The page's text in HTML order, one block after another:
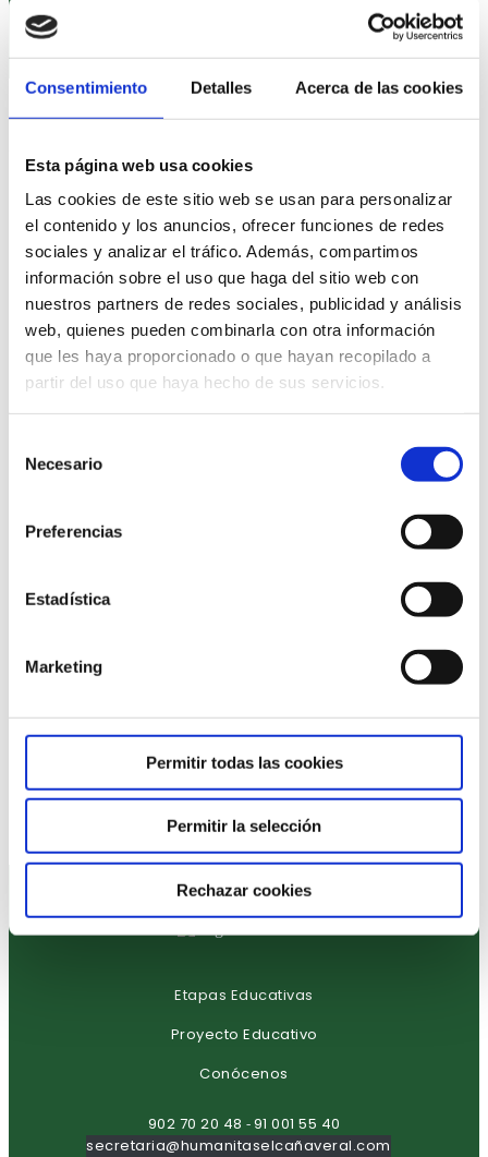
Consentimiento Detalles Acerca de las cookies
Esta página web usa cookies
Las cookies de este sitio web se usan para personalizar
el contenido y los anuncios, ofrecer funciones de redes
sociales y analizar el tráfico. Además, compartimos
información sobre el uso que haga del sitio web con
nuestros partners de redes sociales, publicidad y análisis
web, quienes pueden combinarla con otra información
que les haya proporcionado o que hayan recopilado a
partir del uso que haya hecho de sus servicios.
Necesario
Preferencias
Estadística
Marketing
Permitir todas las cookies
Permitir la selección
Rechazar cookies
Preguntas Frecuentes
Gestión de Citas Tienda de
Uniformes
Etapas Educativas
Proyecto Educativo
Conócenos
902 70 20 48 - 91 001 55 40
secretaria@humanitaselcañaveral.com